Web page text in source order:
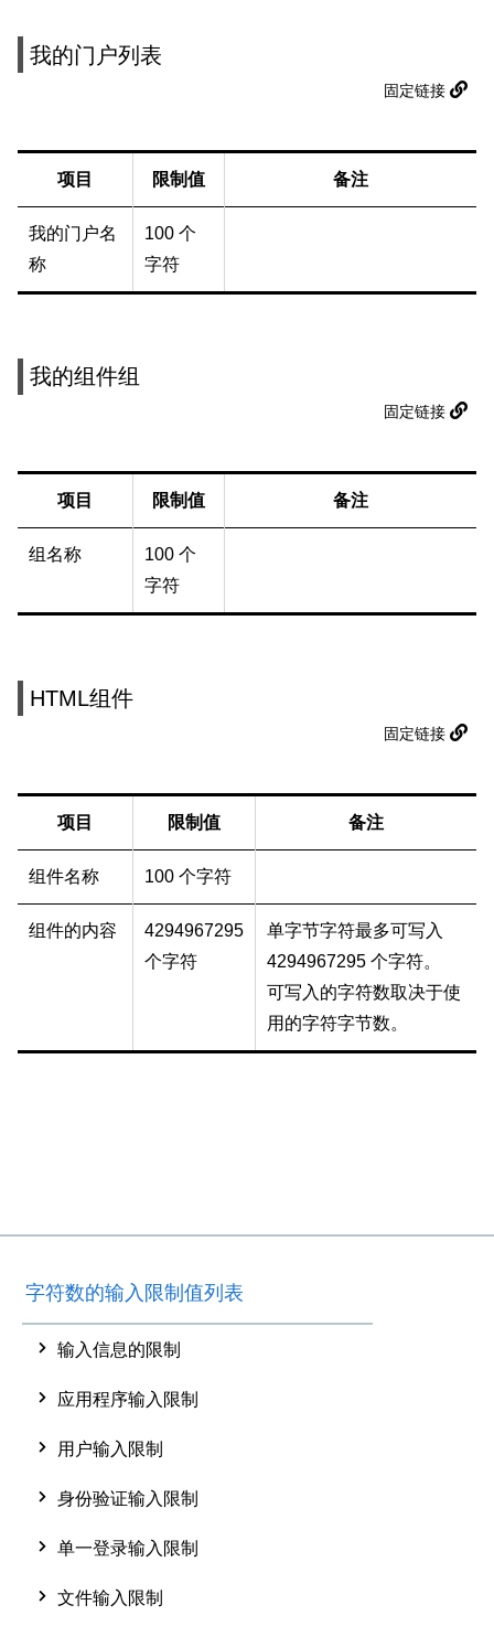
我的门户列表
固定链接
项目 限制值 备注
我的门户名
称
100 个
字符
我的组件组
固定链接
项目 限制值 备注
组名称
100 个
字符
HTML组件
固定链接
项目 限制值 备注
组件名称 100 个字符
组件的内容
4294967295
个字符
单字节字符最多可写入
4294967295 个字符。
可写入的字符数取决于使
用的字符字节数。
字符数的输入限制值列表
输入信息的限制
应用程序输入限制
用户输入限制
身份验证输入限制
单一登录输入限制
文件输入限制